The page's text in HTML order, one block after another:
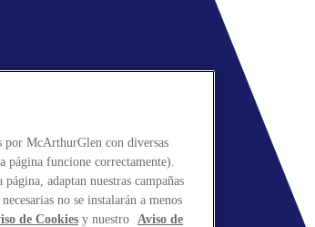
por McArthurGlen con diversas
página funcione correctamente).
adaptan nuestras campañas
no se instalarán a menos
de Cookies y nuestro Aviso de